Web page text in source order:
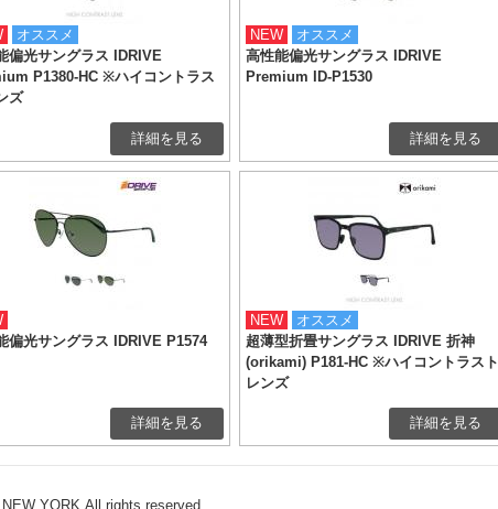
オススメ
偏光サングラス IDRIVE
P1380-HC ※ハイコントラス
ズ
詳細を見る
NEW
オススメ
高性能偏光サングラス IDRIVE
Premium ID-P1530
詳細を見る
偏光サングラス IDRIVE P1574
詳細を見る
NEW
オススメ
超薄型折畳サングラス IDRIVE 折神
(orikami) P181-HC ※ハイコントラスト
レンズ
詳細を見る
YORK.All rights reserved.